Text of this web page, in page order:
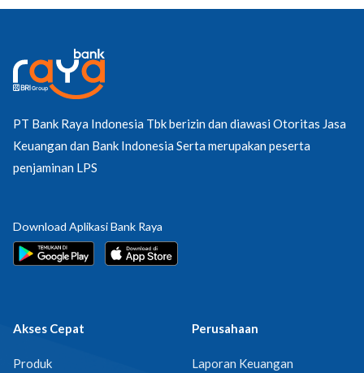
PT Bank Raya Indonesia Tbk berizin dan diawasi Otoritas Jasa
Keuangan dan Bank Indonesia Serta merupakan peserta
penjaminan LPS
Download Aplikasi Bank Raya
Akses Cepat
Produk
Perusahaan
Laporan Keuangan